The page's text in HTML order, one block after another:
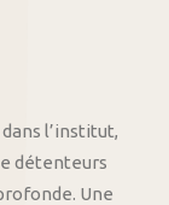
l’institut,
détenteurs
Une